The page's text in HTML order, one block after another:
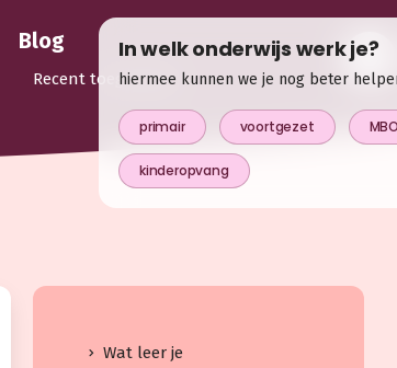
Blog
Recent toegevoegd
Wat leer je
In welk onderwijs werk je?
hiermee kunnen we je nog beter
primair voortgezet MBO
kinderopvang